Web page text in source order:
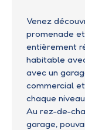
Venez
promenade
entièrement
habitable
avec un
commercial
chaque
Au rez-de-
garage,